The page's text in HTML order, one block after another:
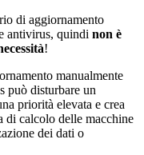
di aggiornamento
antivirus, quindi non è
!
manualmente
può disturbare un
priorità elevata e crea
di calcolo delle macchine
dei dati o